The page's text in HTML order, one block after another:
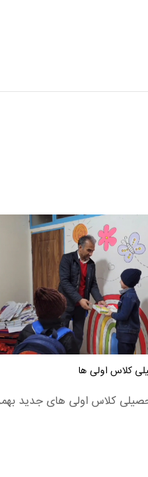
کلاس اولی ها
کلاس اولی های جدید